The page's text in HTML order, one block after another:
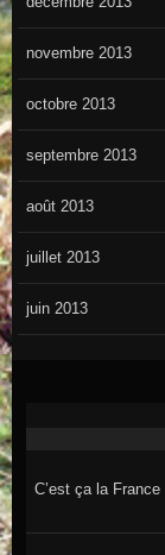
novembre 2013
octobre 2013
septembre 2013
août 2013
juillet 2013
juin 2013
C’est ça la France